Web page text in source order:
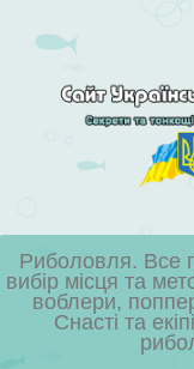
Риболовля. Все
вибір місця та
воблери,
Снасті та